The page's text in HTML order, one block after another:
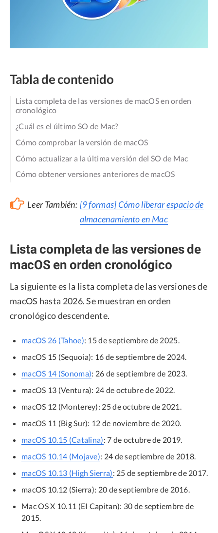
Tabla de contenido
Lista completa de las versiones de macOS en orden
cronológico
¿Cuál es el último SO de Mac?
Cómo comprobar la versión de macOS
Cómo actualizar a la última versión del SO de Mac
Cómo obtener versiones anteriores de macOS
Leer También: [9 formas] Cómo liberar espacio de
almacenamiento en Mac
Lista completa de las versiones de
macOS en orden cronológico
La siguiente es la lista completa de las versiones de
macOS hasta 2026. Se muestran en orden
cronológico descendente.
macOS 26 (Tahoe): 15 de septiembre de 2025.
macOS 15 (Sequoia): 16 de septiembre de 2024.
macOS 14 (Sonoma): 26 de septiembre de 2023.
macOS 13 (Ventura): 24 de octubre de 2022.
macOS 12 (Monterey): 25 de octubre de 2021.
macOS 11 (Big Sur): 12 de noviembre de 2020.
macOS 10.15 (Catalina): 7 de octubre de 2019.
macOS 10.14 (Mojave): 24 de septiembre de 2018.
macOS 10.13 (High Sierra): 25 de septiembre de 2017.
macOS 10.12 (Sierra): 20 de septiembre de 2016.
Mac OS X 10.11 (EI Capitan): 30 de septiembre de
2015.